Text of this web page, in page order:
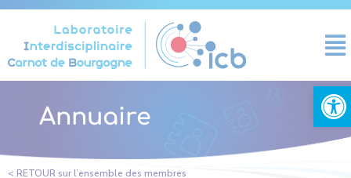
Ouvrir
Annuaire
< RETOUR sur l’ensemble des membres
Panneau de gestion des cookies